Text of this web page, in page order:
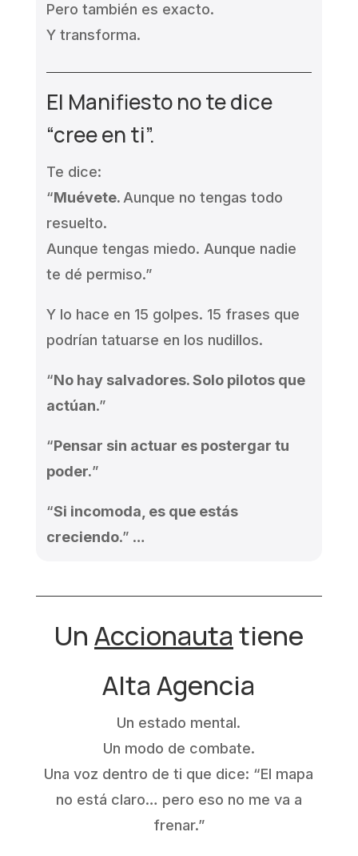
Pero también es exacto.
Y transforma.
El Manifiesto no te dice
“cree en ti”.
Te dice:
“Muévete.Aunque no tengas todo
resuelto.
Aunque tengas miedo. Aunque nadie
te dé permiso.”
Y lo hace en 15 golpes. 15 frases que
podrían tatuarse en los nudillos.
“No hay salvadores. Solo pilotos que
actúan.”
“Pensar sin actuar es postergar tu
poder.”
“Si incomoda, es que estás
creciendo.” …
Un Accionauta tiene
Alta Agencia
Un estado mental.
Un modo de combate.
Una voz dentro de ti que dice: “El mapa
no está claro… pero eso no me va a
frenar.”